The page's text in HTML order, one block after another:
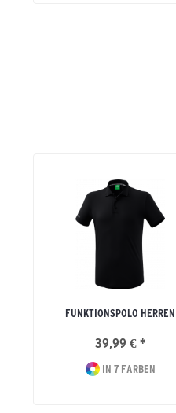
FUNKTIONSPOLO HERREN
39,99 € *
IN 7 FARBEN